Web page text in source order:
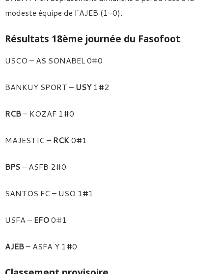
modeste équipe de l’AJEB (1-0).
Résultats 18ème journée du Fasofoot
USCO – AS SONABEL 0#0
BANKUY SPORT – USY1#2
RCB– KOZAF 1#0
MAJESTIC – RCK0#1
BPS– ASFB 2#0
SANTOS FC – USO 1#1
USFA – EFO0#1
AJEB– ASFA Y 1#0